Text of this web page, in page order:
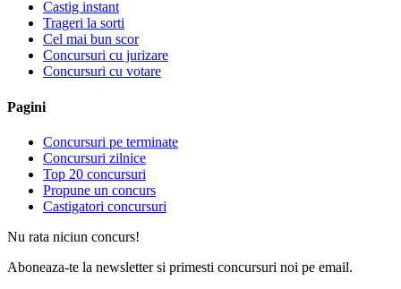
Castig instant
Trageri la sorti
Cel mai bun scor
Concursuri cu jurizare
Concursuri cu votare
Pagini
Concursuri pe terminate
Concursuri zilnice
Top 20 concursuri
Propune un concurs
Castigatori concursuri
Nu rata niciun concurs!
Aboneaza-te la newsletter si primesti concursuri noi pe email.